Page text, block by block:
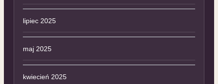
lipiec 2025
maj 2025
kwiecień 2025